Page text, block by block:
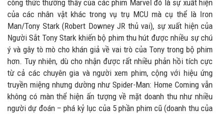
công thức thường thấy của các phim Marvel đó là sự xuất hiện
của các nhân vật khác trong vụ trụ MCU mà cụ thể là Iron
Man/Tony Stark (Robert Downey JR thủ vai), sự xuất hiện của
Người Sắt Tony Stark khiến bộ phim thu hút được nhiều sự chú
ý và gây tò mò cho khán giả về vai trò của Tony trong bộ phim
hơn. Tuy nhiên, dù cho nhận được rất nhiều phản hồi tích cực
từ cả các chuyên gia và người xem phim, cộng với hiệu ứng
truyền miệng nhưng dường như Spider-Man: Home Coming vẫn
không có màn thể hiện ấn tượng về mặt doanh thu như nhiều
người dự đoán – phá kỷ lục của 5 phần phim cũ (doanh thu của